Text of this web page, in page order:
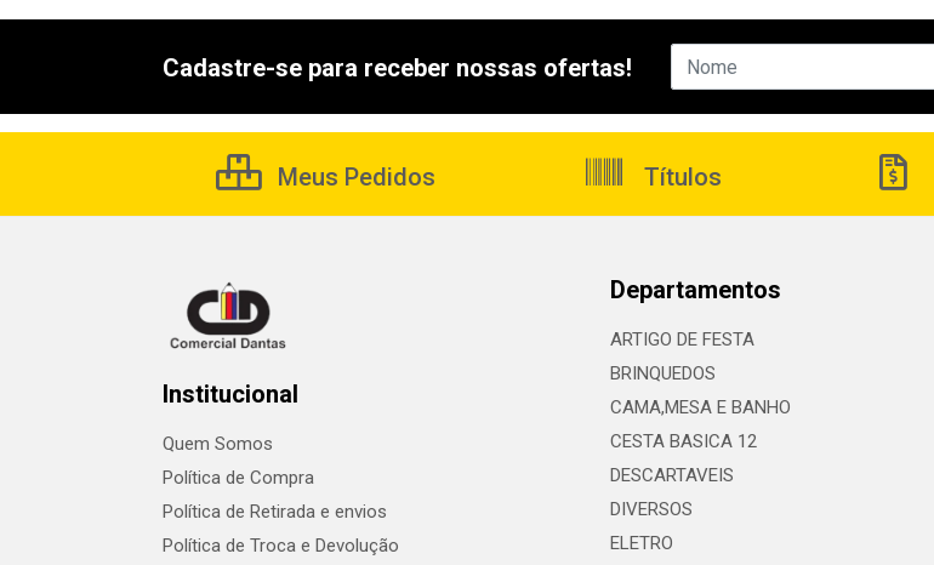
Cadastre-se para receber nossas ofertas!
Meus Pedidos Títulos
Institucional
Quem Somos
Política de Compra
Política de Retirada e envios
Política de Troca e Devolução
Departamentos
ARTIGO DE FESTA
BRINQUEDOS
CAMA,MESA E BANHO
CESTA BASICA 12
DESCARTAVEIS
DIVERSOS
ELETRO